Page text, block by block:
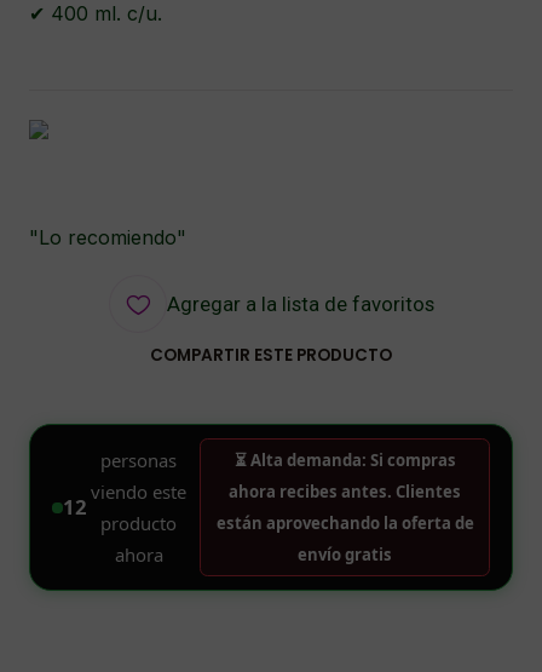
✔ 400 ml. c/u.
"Lo recomiendo"
Agregar a la lista de favoritos
COMPARTIR ESTE PRODUCTO